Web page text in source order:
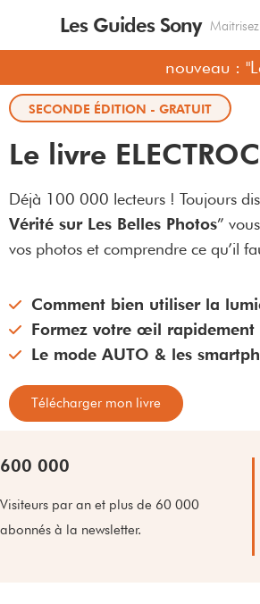
Les Guides Sony
nouveau :
SECONDE ÉDITION - GRATUIT
Le livre
Déjà 100 000 lecteurs ! Toujours
Vérité sur Les Belles Photos”
vos photos et comprendre ce qu’il
Comment bien utiliser la
Formez votre œil rapidement
Le mode AUTO & les
Télécharger mon livre
600 000
Visiteurs par an et plus de 60 000
abonnés à la newsletter.